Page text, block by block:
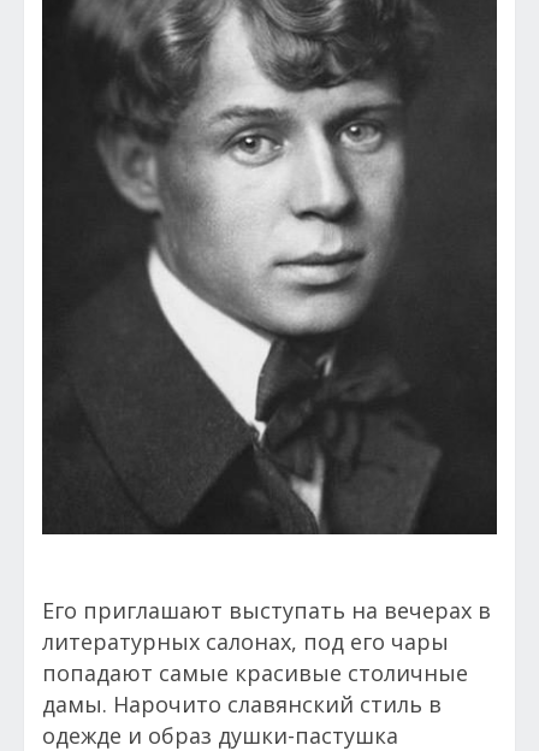
Его приглашают выступать на вечерах в
литературных салонах, под его чары
попадают самые красивые столичные
дамы. Нарочито славянский стиль в
одежде и образ душки-пастушка